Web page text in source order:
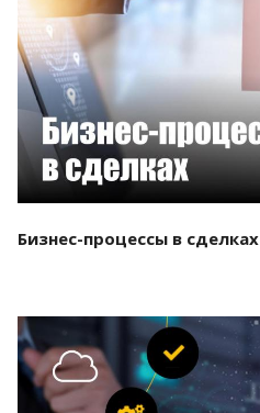
Бизнес-процессы в сделках